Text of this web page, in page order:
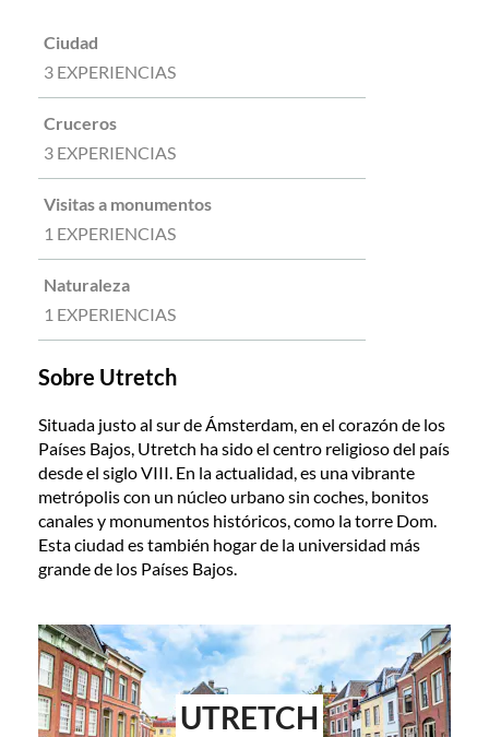
Ciudad
3 EXPERIENCIAS
Cruceros
3 EXPERIENCIAS
Visitas a monumentos
1 EXPERIENCIAS
Naturaleza
1 EXPERIENCIAS
Sobre Utretch
Situada justo al sur de Ámsterdam, en el corazón de los
Países Bajos, Utretch ha sido el centro religioso del país
desde el siglo VIII. En la actualidad, es una vibrante
metrópolis con un núcleo urbano sin coches, bonitos
canales y monumentos históricos, como la torre Dom.
Esta ciudad es también hogar de la universidad más
grande de los Países Bajos.
UTRETCH